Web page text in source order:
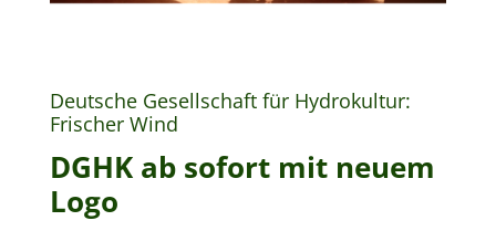
Deutsche Gesellschaft für Hydrokultur:
Frischer Wind
DGHK ab sofort mit neuem
Logo